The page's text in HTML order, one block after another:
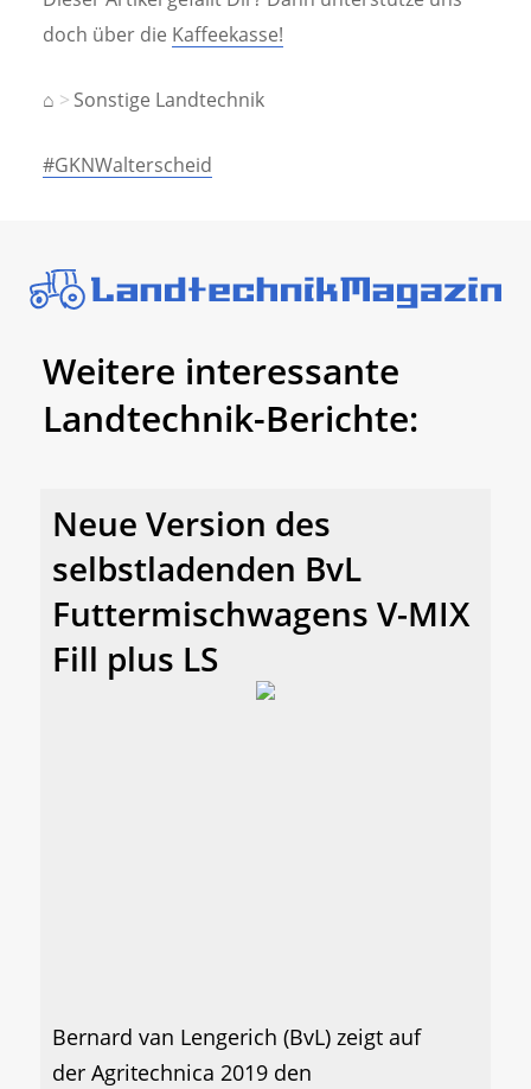
doch über die Kaffeekasse!
⌂ Sonstige Landtechnik
#GKNWalterscheid
Weitere interessante
Landtechnik-Berichte:
Neue Version des
selbstladenden BvL
Futtermischwagens V-MIX
Fill plus LS
Bernard van Lengerich (BvL) zeigt auf
der Agritechnica 2019 den